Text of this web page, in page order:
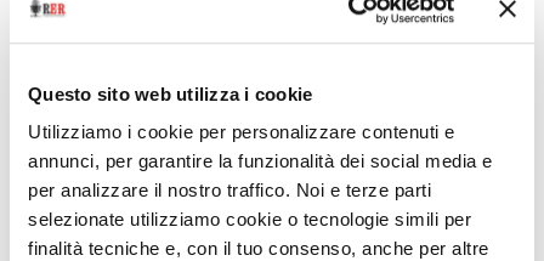
Questo sito web utilizza i cookie
Utilizziamo i cookie per personalizzare contenuti e
annunci, per garantire la funzionalità dei social media e
per analizzare il nostro traffico. Noi e terze parti
selezionate utilizziamo cookie o tecnologie simili per
finalità tecniche e, con il tuo consenso, anche per altre
La stanza dei Libri
2 aprile 2021
Legge Daniele Cavone Felicioni (Compagnia
permanente di ERT Fondazione)
Ascolta downloadPodcast